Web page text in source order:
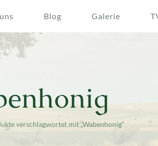
Blog Galerie
verschlagwortet mit „Wabenhonig“